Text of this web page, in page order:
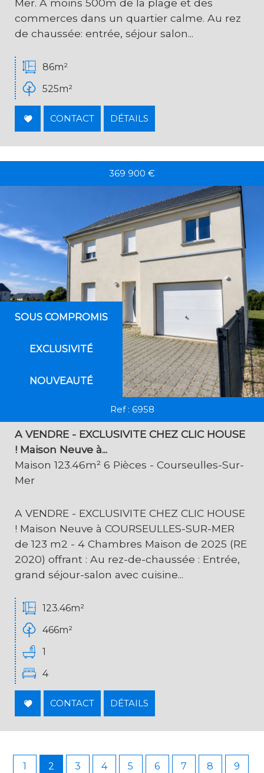
Mer. A moins 500m de la plage et des
commerces dans un quartier calme. Au rez
de chaussée: entrée, séjour salon...
86m²
525m²
CONTACT DÉTAILS
SOUS COMPROMIS
EXCLUSIVITÉ
NOUVEAUTÉ
369 900 €
Ref : 6958
A VENDRE - EXCLUSIVITE CHEZ CLIC HOUSE
! Maison Neuve à...
Maison 123.46m² 6 Pièces - Courseulles-Sur-
Mer
A VENDRE - EXCLUSIVITE CHEZ CLIC HOUSE
! Maison Neuve à COURSEULLES-SUR-MER
de 123 m2 - 4 Chambres Maison de 2025 (RE
2020) offrant : Au rez-de-chaussée : Entrée,
grand séjour-salon avec cuisine...
123.46m²
466m²
1
4
CONTACT DÉTAILS
1 2 3 4 5 6 7 8 9